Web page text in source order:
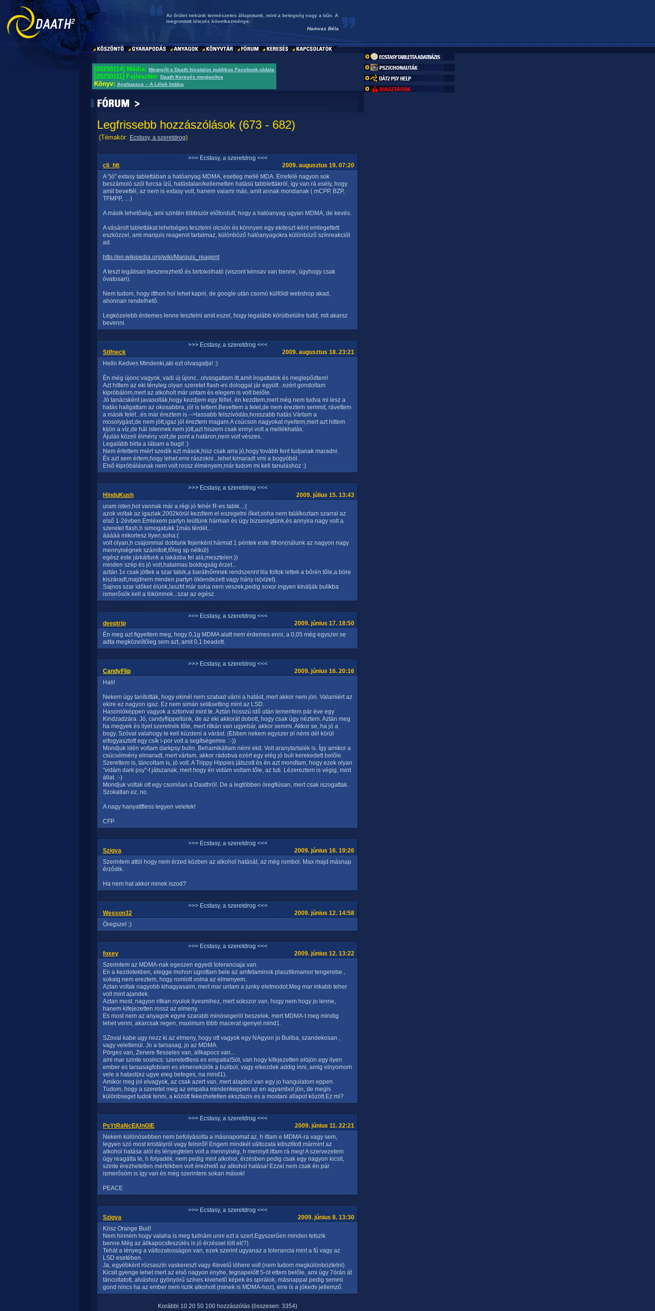
Az őrület nekünk természetes állapotunk, mint a betegség vagy a bűn. A
megrontott létezés következménye.
Hamvas Béla
[20250114] Média: Megnyílt a Daath hivatalos publikus Facebook-oldala
[20250111] Fejlesztés: Daath Keresés megjavítva
Könyv: Ayahuasca – A Lélek Indája
Legfrissebb hozzászólások (673 - 682)
(Témakör: Ecstasy, a szeretdrog)
>>> Ecstasy, a szeretdrog <<<
cli_hlt
2009. augusztus 19. 07:20
A "jó" extasy tablettában a hatóanyag MDMA, esetleg mellé MDA. Errefelé nagyon sok
beszámoló szól furcsa ízű, hatástalan/kellemetlen hatású tabblettákról, így van rá esély, hogy
amit bevettél, az nem is extasy volt, hanem valami más, amit annak mondanak ( mCPP, BZP,
TFMPP, ... )
A másik lehetőség, ami szintén többször előfordult, hogy a hatóanyag ugyan MDMA, de kevés.
A vásárolt tablettákat lehetséges tesztelni olcsón és könnyen egy ekiteszt-ként emlegettett
eszközzel, ami marquis reagenst tartalmaz, különböző hatóanyagokra különböző színreakciót
ad.
http://en.wikipedia.org/wiki/Marquis_reagent
A teszt legálisan beszerezhető és birtokolható (viszont kénsav van benne, úgyhogy csak
óvatosan).
Nem tudom, hogy itthon hol lehet kapni, de google után csomó külföldi webshop akad,
ahonnan rendelhető.
Legközelebb érdemes lenne tesztelni amit eszel, hogy legalább körülbelülre tudd, mit akarsz
bevenni.
>>> Ecstasy, a szeretdrog <<<
Stifneck
2009. augusztus 18. 23:21
Hello Kedves Mindenki,aki ezt olvasgatja! :)
Én még újonc vagyok, vadi új újonc...olvasgattam itt,amit írogattatok és meglepődtem!
Azt hittem az eki tényleg olyan szeretet flash-es dologgal jár együtt...ezért gondoltam
kipróbálom,mert az alkoholt már untam és elegem is volt belőle.
Jó tanácsként javasolták,hogy kezdjem egy féllel, én kezdtem,mert még nem tudva mi lesz a
hatás hallgattam az okosabbra, jól is tettem.Bevettem a felet,de nem éreztem semmit, rávettem
a másik felét...és már éreztem is -->lassabb felszívódás,hosszabb hatás.Vártam a
mosolygást,de nem jött,igaz jól éreztem magam.A csúcson nagyokat nyeltem,mert azt hittem
kijön a víz,de hál istennek nem jött,azt hiszem csak ennyi volt a mellékhatás.
Ájulás közeli élmény volt,de pont a határon,nem volt vészes.
Legalább bírta a lábam a bugit :)
Nem értettem miért szedik ezt mások,hisz csak arra jó,hogy tovább fent tudjanak maradni.
És azt sem értem,hogy lehet erre rászokni...lehet kimaradt vmi a bogyóból.
Első kipróbálásnak nem volt rossz élményem,már tudom mi kell tanuláshoz :)
>>> Ecstasy, a szeretdrog <<<
HinduKush
2009. július 15. 13:43
uram isten,hol vannak már a régi jó fehér R-es tabik...:(
azok voltak az igaziak.2002körül kezdtem el eszegetni őket,soha nem találkoztam szarral az
első 1-2évben.Emléxem partyn leültünk hárman és úgy bizseregtünk,és annyira nagy volt a
szeretet flash,h simogatukk 1más térdét...
ááááá mikorlesz ilyen,soha:(
volt olyan,h csajommal dobtunk fejenként hármat 1 péntek este itthon(nálunk az nagyon nagy
mennyiségnek számított,főleg sp nélkül)
egész este járkáltunk a lakásba fel alá,mesztelen:))
minden szép és jó volt,hatalmas boldogság érzet...
aztán 1x csak jöttek a szar tabik,a barátnőmnek rendszerint lila foltok lettek a bőrén tőle,a böre
kiszáradt,majdnem minden partyn öklendezett vagy hány is(vizet).
Sajnos szar időket élünk,lasztit már soha nem veszek,pedig soxor ingyen kínálják bulikba
ismerősök.kell a tökömnek...szar az egész.
>>> Ecstasy, a szeretdrog <<<
deeptrip
2009. június 17. 18:50
Én meg azt figyeltem meg, hogy 0,1g MDMA alatt nem érdemes enni, a 0,05 még egyszer se
adta megközelítőleg sem azt, amit 0,1 beadott.
>>> Ecstasy, a szeretdrog <<<
CandyFlip
2009. június 16. 20:16
Hali!
Nekem úgy tanították, hogy ekinél nem szabad várni a hatást, mert akkor nem jön. Valamiért az
ekire ez nagyon igaz. Ez nem simán set&setting mint az LSD.
Hasonlóképpen vagyok a sztorival mint te. Aztán hosszú idő után lementem pár éve egy
Kindzadzára. Jó, candyflippeltünk, de az eki akkorát dobott, hogy csak úgy néztem. Aztán meg
ha megyek és ilyet szeretnék tőle, mert ritkán van ugyebár, akkor semmi. Akkor se, ha jó a
bogy. Szóval valahogy le kell küzdeni a várást. (Ebben nekem egyszer pl némi dél körül
elfogyasztott egy csík i-por volt a segítségemre. :-))
Mondjuk idén voltam darkpsy bulin. Behamikáltam némi ekit. Volt aranytartalék is. Így amikor a
csúcsélmény elmaradt, mert vártam, akkor rádobva ezért egy elég jó buli kerekedett belőle.
Szerettem is, táncoltam is, jó volt. A Trippy Hippies játszott és én azt mondtam, hogy ezek olyan
"vidám dark psy"-t játszanak, mert hogy én vidám voltam tőle, az tuti. Lézereztem is végig, mint
állat. :-)
Mondjuk voltak ott egy csomóan a Daathról. De a legtöbben öregfiúsan, mert csak iszogattak.
Szokatlan ez, no.
A nagy hanyattfless legyen veletek!
CFP
>>> Ecstasy, a szeretdrog <<<
Szigya
2009. június 16. 19:26
Szerintem attól hogy nem érzed közben az alkohol hatását, az még rombol. Max majd másnap
érződik.
Ha nem hat akkor minek iszod?
>>> Ecstasy, a szeretdrog <<<
Wesson32
2009. június 12. 14:58
Öregszel ;)
>>> Ecstasy, a szeretdrog <<<
foxey
2009. június 12. 13:22
Szerintem az MDMA-nak egeszen egyedi toleranciaja van.
En a kezdetekben, elegge mohon ugrottam bele az amfetaminok plasztikmamor tengerebe ,
sokaig nem ereztem, hogy romlott volna az elmenyem.
Aztan voltak nagyobb kihagyasaim, mert mar untam a junky eletmodot.Meg mar inkabb teher
volt mint ajandek.
Aztan most, nagyon ritkan nyulok ilyesmihez, mert sokszor van, hogy nem hogy jo lenne,
hanem kifejezetten rossz az elmeny.
Es most nem az anyagok egyre szarabb minösegeröl beszelek, mert MDMA-t meg mindig
lehet venni, akarcsak regen, maximum több macerat igenyel.mind1.
SZoval kabe ugy nezz ki az elmeny, hogy ott vagyok egy NAgyon jo Buliba, szandekosan ,
vagy veletlenül. Jo a tarsasag, jo az MDMA.
Pörges van, Zenere flesseles van, allkapocs van...
ami mar szinte sosincs: szeretetfless es empatia!Söt, van hogy kifejezetten elöjön egy ilyen
ember es tarsasagfobiam es elmenekülök a bulibol, vagy elkezdek addig inni, amig elnyomom
vele a hatast(ez ugye eleg beteges, na mind1).
Amikor meg jol elvagyok, az csak azert van, mert alapbol van egy jo hangulatom eppen.
Tudom, hogy a szeretet meg az empatia mindenkeppen az en agyambol jön, de megis
különbseget tudok tenni, a között fekezhetetlen eksztazis es a mostani allapot között.Ez mi?
>>> Ecstasy, a szeretdrog <<<
PsYtRaNcEjUnGlE
2009. június 11. 22:21
Nekem különösebben nem befolyásolta a másnapomat az, h ittam e MDMA-ra vagy sem,
legyen szó most kristályról vagy felniről! Engem mindkét változata kitisztított mármint az
alkohol hatása alól és lényegtelen volt a mennyiség, h mennyit ittam rá meg! A szervezetem
úgy reagálta le, h folyadék, nem pedig mint alkohol, érzésben pedig csak egy nagyon kicsit,
szinte érezhetetlen mértékben volt érezhető az alkohol hatása! Ezzel nem csak én pár
ismerősöm is így van és még szerintem sokan mások!
PEACE
>>> Ecstasy, a szeretdrog <<<
Szigya
2009. június 8. 13:30
Kösz Orange Bud!
Nem hinném hogy valaha is meg tudnám unni ezt a szert.Egyszerűen minden tetszik
benne.Még az állkapocsfeszülés is jó érzéssel tölt el(?).
Tehát a lényeg a változatosságon van, ezek szerint ugyanaz a tolerancia mint a fű vagy az
LSD esetében.
Ja, egyébként rózsaszín vaskereszt vagy 4levelű lóhere volt (nem tudom megkülönböztetni).
Kicsit gyenge lehet mert az első nagyon enyhe, tegnapelőtt 5-öt ettem belőle, ami úgy 7órán át
táncoltatott, alváshoz gyönyörű színes kivehető képek és spirálok, másnappal pedig semmi
gond nincs ha az ember nem iszik alkoholt (minek is MDMA-hoz), erre is a jókedv jellemző.
Korábbi 10 20 50 100 hozzászólás (összesen: 3354)